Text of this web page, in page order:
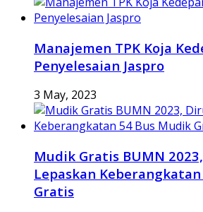
Manajemen TPK Koja
Penyelesaian Jaspro
3 May, 2023
Mudik Gratis BUMN
Lepaskan
Gratis